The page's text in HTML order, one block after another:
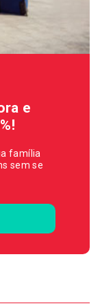
e
família
sem se